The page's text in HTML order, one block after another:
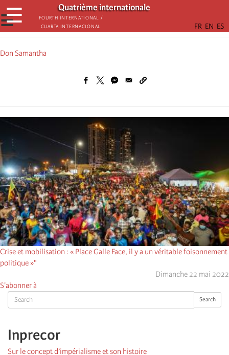
Aller
au
contenu
Quatrième internationale
Fourth International /
Cuarta Internacional
☰
☰
Search Search
Inprecor
Sur le concept d’impérialisme et son histoire
Don Samantha
Crise et mobilisation : « Place Galle Face, il y a un véritable foisonnement
politique »"
Dimanche 22 mai 2022
S'abonner à